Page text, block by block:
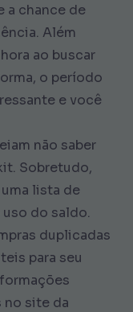
a chance de
Além
ao buscar
o período
e você
não saber
Sobretudo,
lista de
do saldo.
duplicadas
para seu
no site da